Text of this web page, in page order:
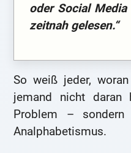
oder Social
zeitnah gelesen.“
So weiß jeder,
jemand nicht
Problem –
Analphabetismus.